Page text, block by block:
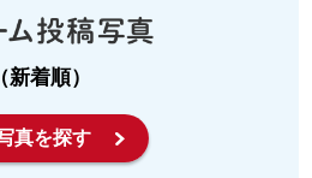
（新着順）
真を探す